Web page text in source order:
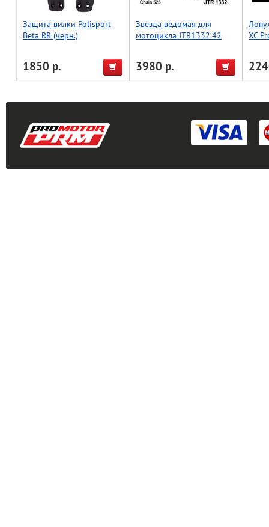
Защита вилки Polisport
Beta RR (черн.)
1850 р.
Звезда ведомая для
мотоцикла JTR1332.42
3980 р.
XC